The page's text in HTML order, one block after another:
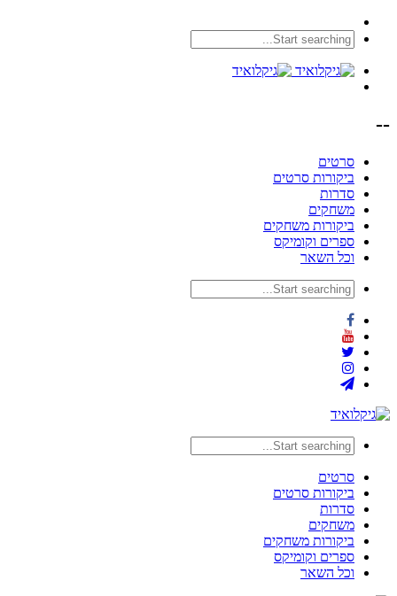
--
סרטים
ביקורות סרטים
סדרות
משחקים
ביקורות משחקים
ספרים וקומיקס
וכל השאר
סרטים
ביקורות סרטים
סדרות
משחקים
ביקורות משחקים
ספרים וקומיקס
וכל השאר